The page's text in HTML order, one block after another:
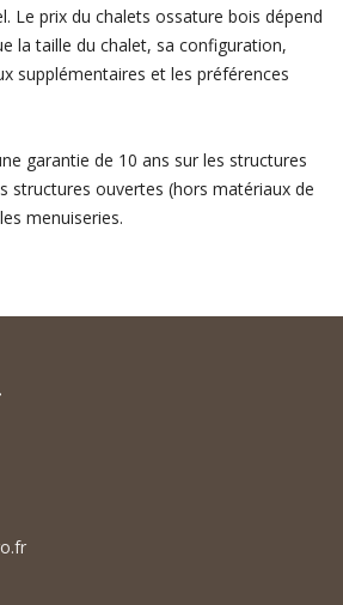
Le prix du chalets ossature bois dépend
la taille du chalet, sa configuration,
supplémentaires et les préférences
garantie de 10 ans sur les structures
structures ouvertes (hors matériaux de
menuiseries.